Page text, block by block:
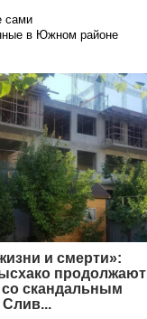
сами
в Южном районе
и смерти»:
продолжают
скандальным